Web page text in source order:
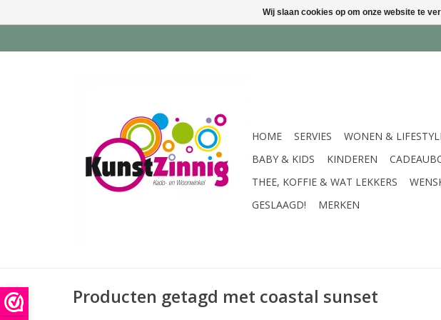
HOME SERVIES WONEN &
BABY & KIDS
KINDEREN
THEE, KOFFIE & WAT LEKKERS
GESLAAGD!
MERKEN
Producten getagd met coastal sunset
Wij slaan cookies op om onze website te